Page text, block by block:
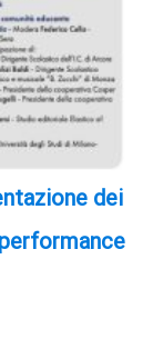
dei